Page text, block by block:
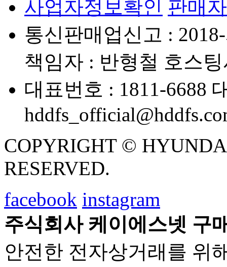
사업자정보확인 판매
통신판매업신고 :
책임자 : 반형철 호스
대표번호 : 1811-6688
COPYRIGHT ©
RESERVED.
facebook instagram
주식회사 케이에스넷 구
안전한 전자상거래를 위